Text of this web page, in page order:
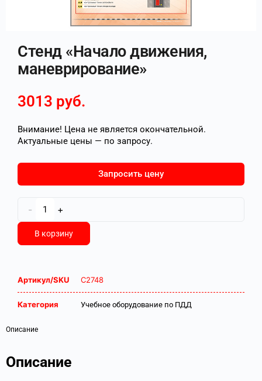
Стенд «Начало движения,
маневрирование»
3013 руб.
Внимание! Цена не является окончательной.
Актуальные цены — по запросу.
Запросить цену
- +
В корзину
Артикул/SKU С2748
Категория Учебное оборудование по ПДД
Описание
Описание